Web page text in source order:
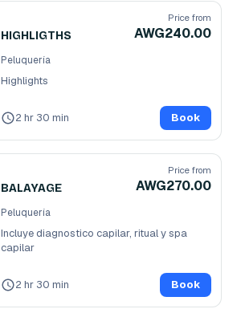
HIGHLIGTHS
Price from
AWG240.00
Peluquería
Highlights
2 hr 30 min Book
BALAYAGE
Price from
AWG270.00
Peluquería
Incluye diagnostico capilar, ritual y spa
capilar
2 hr 30 min Book